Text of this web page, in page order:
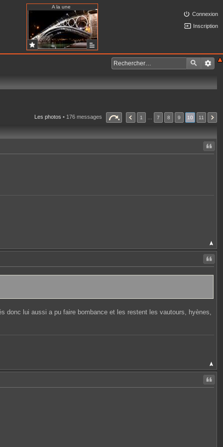
A la une
Connexion
Inscription
Les photos • 176 messages 1 7 8 9 10 11
Citer
Citer
donc lui aussi a pu faire bombance et les restent les vautours, hyènes,
Citer